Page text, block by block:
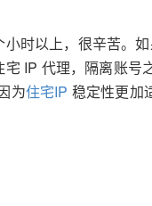
时以上，很辛苦。
IP 代理，隔离账号
为住宅IP 稳定性更加